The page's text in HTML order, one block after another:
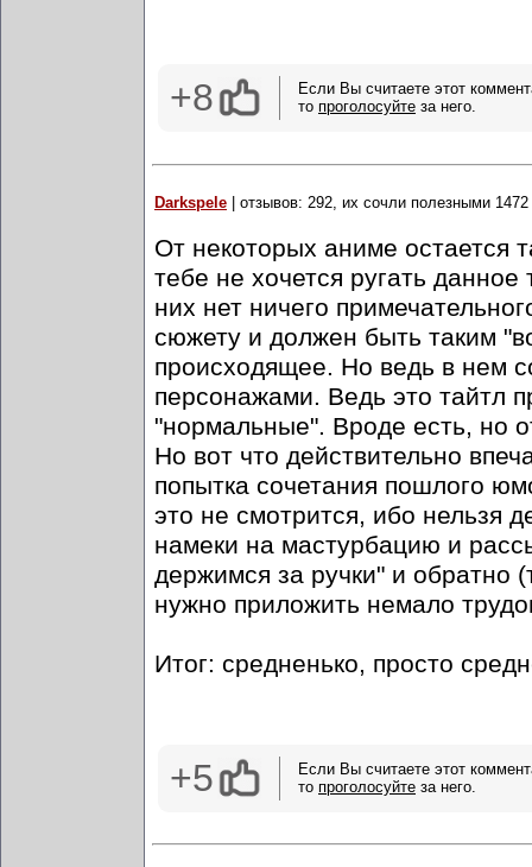
+8
Если Вы считаете этот
то проголосуйте за него.
Darkspele | отзывов: 292, их сочли полезными 1472
От некоторых аниме остается
тебе не хочется ругать
них нет ничего
сюжету и должен быть таким
происходящее. Но ведь в нем
персонажами. Ведь это тайтл
"нормальные". Вроде есть, но
Но вот что действительно
попытка сочетания пошлого
это не смотрится, ибо нельзя
намеки на мастурбацию и
держимся за ручки" и обратно
нужно приложить немало
Итог: средненько, просто
+5
Если Вы считаете этот
то проголосуйте за него.